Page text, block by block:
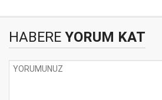
HABERE YORUM KAT